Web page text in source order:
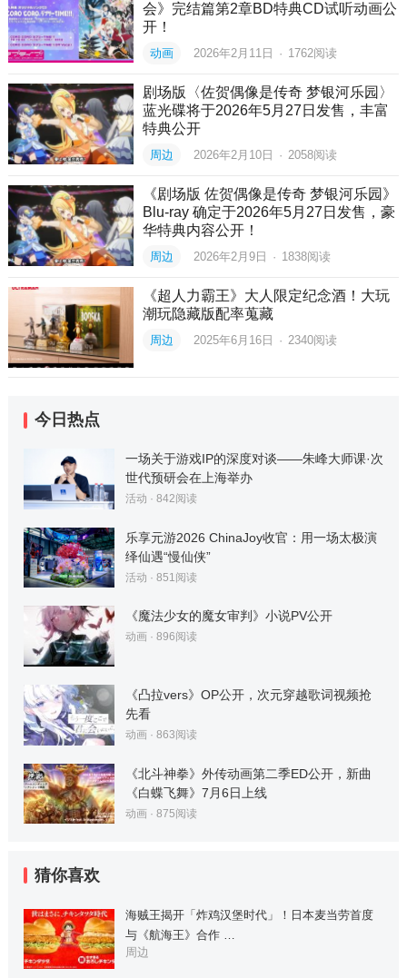
会》完结篇第2章BD特典CD试听动画公
开！
动画 2026年2月11日 · 1762阅读
剧场版〈佐贺偶像是传奇 梦银河乐园〉
蓝光碟将于2026年5月27日发售，丰富
特典公开
周边 2026年2月10日 · 2058阅读
《剧场版 佐贺偶像是传奇 梦银河乐园》
Blu-ray 确定于2026年5月27日发售，豪
华特典内容公开！
周边 2026年2月9日 · 1838阅读
《超人力霸王》大人限定纪念酒！大玩
潮玩隐藏版配率蒐藏
周边 2025年6月16日 · 2340阅读
今日热点
一场关于游戏IP的深度对谈——朱峰大师课·次
世代预研会在上海举办
活动 · 842阅读
乐享元游2026 ChinaJoy收官：用一场太极演
绎仙遇“慢仙侠”
活动 · 851 阅读
《魔法少女的魔女审判》小说PV公开
动画· 896阅读
《凸拉vers》OP公开，次元穿越歌词视频抢
先看
动画· 863阅读
《北斗神拳》外传动画第二季ED公开，新曲
《白蝶飞舞》7月6日上线
动画· 875阅读
猜你喜欢
海贼王揭开「炸鸡汉堡时代」！日本麦当劳首度
与《航海王》合作 …
周边